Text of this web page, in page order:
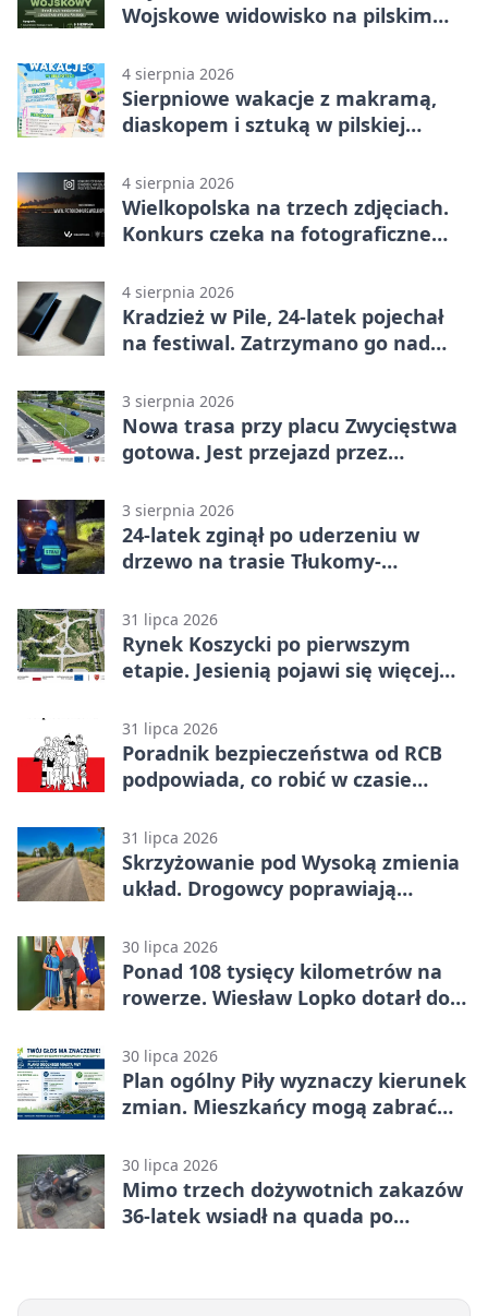
Wojskowe widowisko na pilskim
4 sierpnia 2026
Sierpniowe wakacje z makramą,
diaskopem i sztuką w pilskiej
4 sierpnia 2026
Wielkopolska na trzech zdjęciach.
Konkurs czeka na fotograficzne
4 sierpnia 2026
Kradzież w Pile, 24-latek pojechał
na festiwal. Zatrzymano go nad
3 sierpnia 2026
Nowa trasa przy placu Zwycięstwa
gotowa. Jest przejazd przez
3 sierpnia 2026
24-latek zginął po uderzeniu w
drzewo na trasie Tłukomy-
31 lipca 2026
Rynek Koszycki po pierwszym
etapie. Jesienią pojawi się więcej
31 lipca 2026
Poradnik bezpieczeństwa od RCB
podpowiada, co robić w czasie
31 lipca 2026
Skrzyżowanie pod Wysoką zmienia
układ. Drogowcy poprawiają
30 lipca 2026
Ponad 108 tysięcy kilometrów na
rowerze. Wiesław Lopko dotarł do
30 lipca 2026
Plan ogólny Piły wyznaczy kierunek
zmian. Mieszkańcy mogą zabrać
30 lipca 2026
Mimo trzech dożywotnich zakazów
36-latek wsiadł na quada po